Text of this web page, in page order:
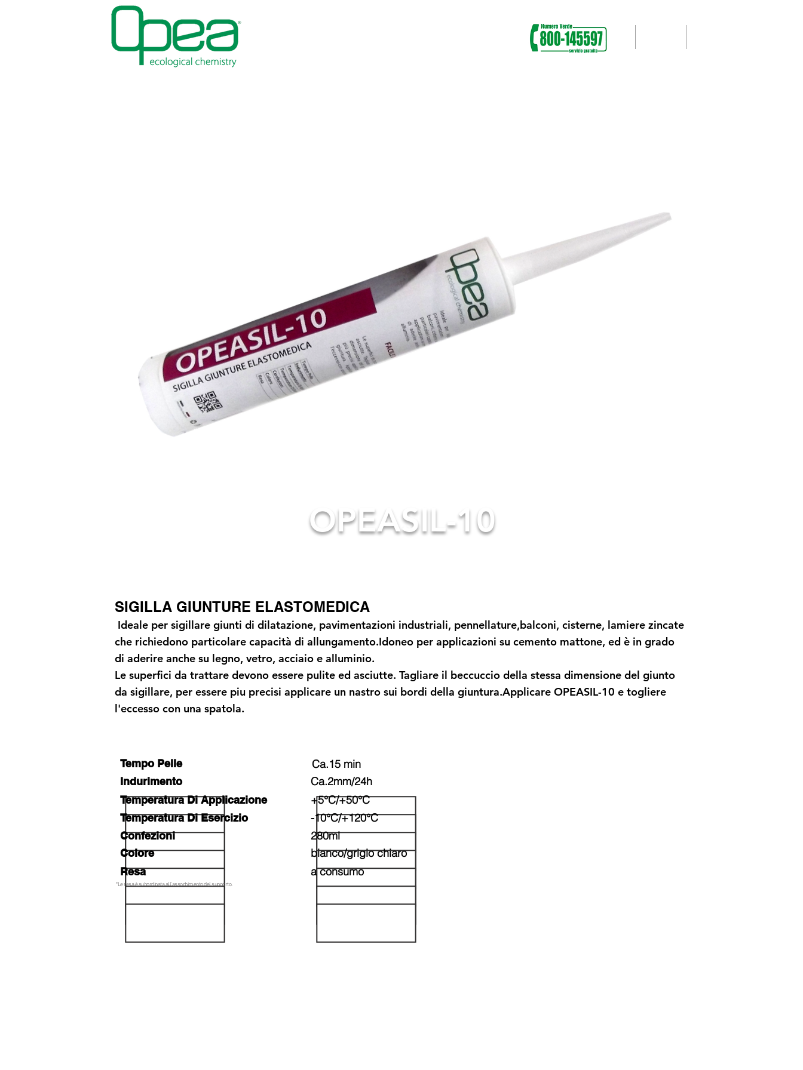
OPEASIL-10
SIGILLA GIUNTURE ELASTOMEDICA
Ideale per sigillare giunti di dilatazione, pavimentazioni industriali, pennellature,balconi, cisterne, lamiere zincate
che richiedono particolare capacità di allungamento.Idoneo per applicazioni su cemento mattone, ed è in grado
di aderire anche su legno, vetro, acciaio e alluminio.
Le superfici da trattare devono essere pulite ed asciutte. Tagliare il beccuccio della stessa dimensione del giunto
da sigillare, per essere piu precisi applicare un nastro sui bordi della giuntura.Applicare OPEASIL-10 e togliere
l'eccesso con una spatola.
Tempo Pelle Ca.15 min
Indurimento Ca.2mm/24h
Temperatura Di Applicazione +5°C/+50°C
Temperatura Di Esercizio -10°C/+120°C
Confezioni 280ml
Colore bianco/grigio chiaro
Resa a consumo
*Le resa è subordinata all'assorbimento del supporto.